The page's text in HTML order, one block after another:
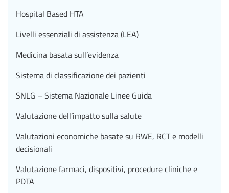
Hospital Based HTA
Livelli essenziali di assistenza (LEA)
Medicina basata sull’evidenza
Sistema di classificazione dei pazienti
SNLG – Sistema Nazionale Linee Guida
Valutazione dell’impatto sulla salute
Valutazioni economiche basate su RWE, RCT e modelli
decisionali
Valutazione farmaci, dispositivi, procedure cliniche e
PDTA